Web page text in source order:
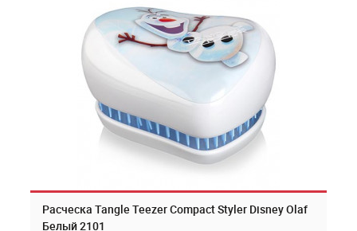
Расческа Tangle Teezer Compact Styler Disney Olaf
Белый 2101